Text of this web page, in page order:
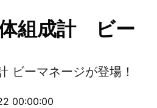
組成計 ビー
ビーマネージが登場！
00:00:00